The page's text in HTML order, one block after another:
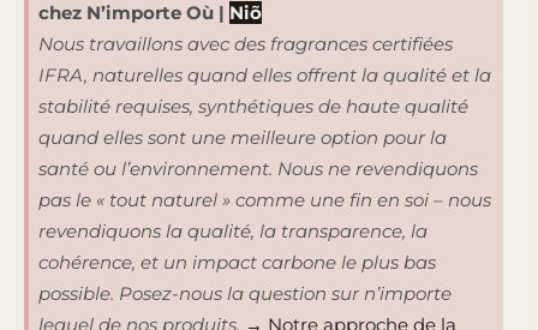
chez N’importe Où | Niõ
Nous travaillons avec des fragrances certifiées
IFRA, naturelles quand elles offrent la qualité et la
stabilité requises, synthétiques de haute qualité
quand elles sont une meilleure option pour la
santé ou l’environnement. Nous ne revendiquons
pas le « tout naturel » comme une fin en soi – nous
revendiquons la qualité, la transparence, la
cohérence, et un impact carbone le plus bas
possible. Posez-nous la question sur n’importe
lequel de nos produits. → Notre approche de la